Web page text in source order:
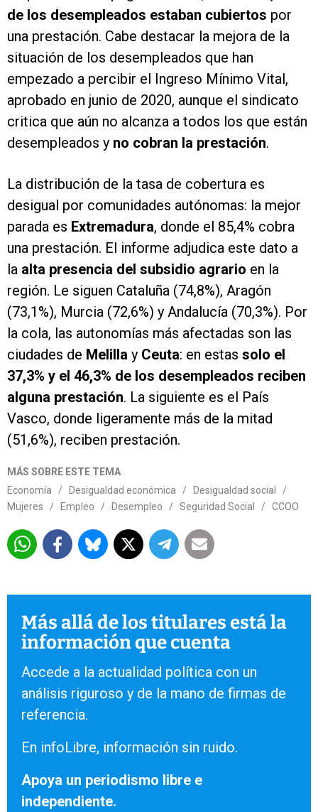
de los desempleados estaban cubiertos por
una prestación. Cabe destacar la mejora de la
situación de los desempleados que han
empezado a percibir el Ingreso Mínimo Vital,
aprobado en junio de 2020, aunque el sindicato
critica que aún no alcanza a todos los que están
desempleados y no cobran la prestación.
La distribución de la tasa de cobertura es
desigual por comunidades autónomas: la mejor
parada es Extremadura, donde el 85,4% cobra
una prestación. El informe adjudica este dato a
la alta presencia del subsidio agrario en la
región. Le siguen Cataluña (74,8%), Aragón
(73,1%), Murcia (72,6%) y Andalucía (70,3%). Por
la cola, las autonomías más afectadas son las
ciudades de Melilla y Ceuta: en estas solo el
37,3% y el 46,3% de los desempleados reciben
alguna prestación. La siguiente es el País
Vasco, donde ligeramente más de la mitad
(51,6%), reciben prestación.
MÁS SOBRE ESTE TEMA
Economía
/ Desigualdad económica / Desigualdad social
/
Mujeres
/ Empleo / Desempleo / Seguridad Social / CCOO
Más allá de los titulares está la
información que cuenta
Accede a la actualidad política con un
análisis riguroso y de la mano de firmas de
referencia.
En infoLibre, información sin ruido.
Apoya un periodismo libre e
independiente.